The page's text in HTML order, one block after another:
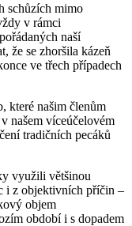
schůzích mimo
v rámci
naší
že se zhoršila kázeň
ve třech případech
které našim členům
našem víceúčelovém
tradičních pecáků
využili většinou
i z objektivních příčin –
objem
období i s dopadem